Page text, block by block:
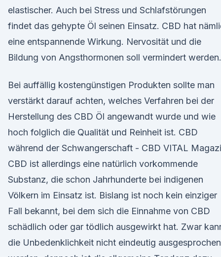
elastischer. Auch bei Stress und Schlafstörungen
findet das gehypte Öl seinen Einsatz. CBD hat
eine entspannende Wirkung. Nervosität und die
Bildung von Angsthormonen soll vermindert werden.
Bei auffällig kostengünstigen Produkten sollte man
verstärkt darauf achten, welches Verfahren bei der
Herstellung des CBD Öl angewandt wurde und wie
hoch folglich die Qualität und Reinheit ist. CBD
während der Schwangerschaft - CBD VITAL
CBD ist allerdings eine natürlich vorkommende
Substanz, die schon Jahrhunderte bei indigenen
Völkern im Einsatz ist. Bislang ist noch kein einziger
Fall bekannt, bei dem sich die Einnahme von CBD
schädlich oder gar tödlich ausgewirkt hat. Zwar
die Unbedenklichkeit nicht eindeutig ausgesprochen